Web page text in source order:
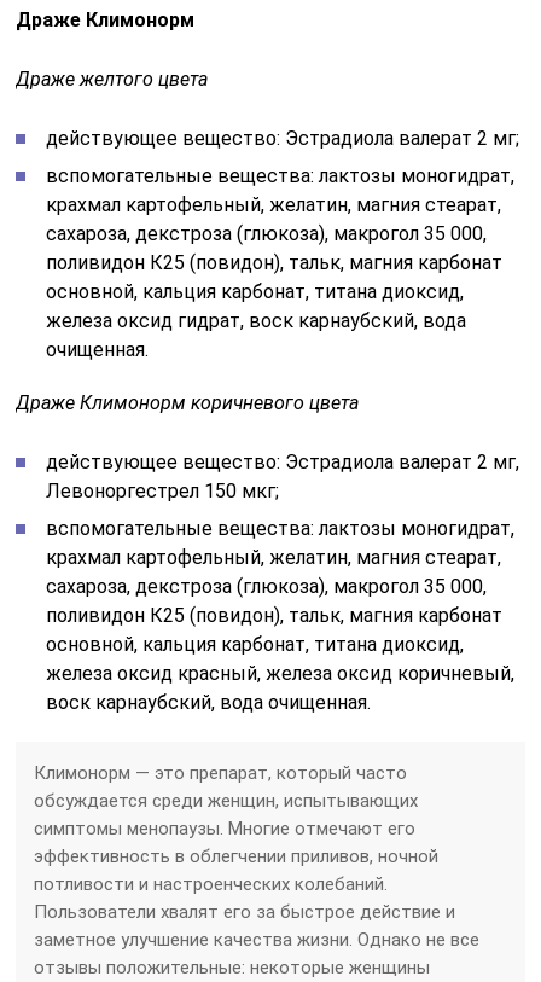
Драже Климонорм
Драже желтого цвета
действующее вещество: Эстрадиола валерат 2 мг;
вспомогательные вещества: лактозы моногидрат,
крахмал картофельный, желатин, магния стеарат,
сахароза, декстроза (глюкоза), макрогол 35 000,
поливидон К25 (повидон), тальк, магния карбонат
основной, кальция карбонат, титана диоксид,
железа оксид гидрат, воск карнаубский, вода
очищенная.
Драже Климонорм коричневого цвета
действующее вещество: Эстрадиола валерат 2 мг,
Левоноргестрел 150 мкг;
вспомогательные вещества: лактозы моногидрат,
крахмал картофельный, желатин, магния стеарат,
сахароза, декстроза (глюкоза), макрогол 35 000,
поливидон К25 (повидон), тальк, магния карбонат
основной, кальция карбонат, титана диоксид,
железа оксид красный, железа оксид коричневый,
воск карнаубский, вода очищенная.
Климонорм — это препарат, который часто
обсуждается среди женщин, испытывающих
симптомы менопаузы. Многие отмечают его
эффективность в облегчении приливов, ночной
потливости и настроенческих колебаний.
Пользователи хвалят его за быстрое действие и
заметное улучшение качества жизни. Однако не все
отзывы положительные: некоторые женщины